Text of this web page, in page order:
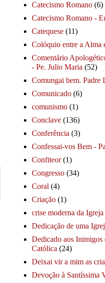
Catecismo Romano (6)
Catecismo Romano -
Catequese (11)
Colóquio entre a Alma
Comentário
- Pe. Julio Maria (52)
Comungai bem. Padre
Comunicado (6)
comunismo (1)
Conclave (136)
Conferência (3)
Confessai-vos Bem -
Confiteor (1)
Congresso (34)
Coral (4)
Criação (1)
crise moderna da Igreja
Dedicação de uma
Dedicado aos Inimigos
Católica (24)
Deixai vir a mim as
Devoção à Santíssima